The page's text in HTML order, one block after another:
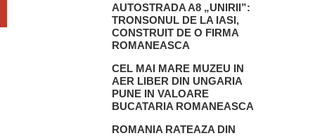
AUTOSTRADA A8 „UNIRII”:
TRONSONUL DE LA IASI,
CONSTRUIT DE O FIRMA
ROMANEASCA
CEL MAI MARE MUZEU IN
AER LIBER DIN UNGARIA
PUNE IN VALOARE
BUCATARIA ROMANEASCA
ROMANIA RATEAZA DIN